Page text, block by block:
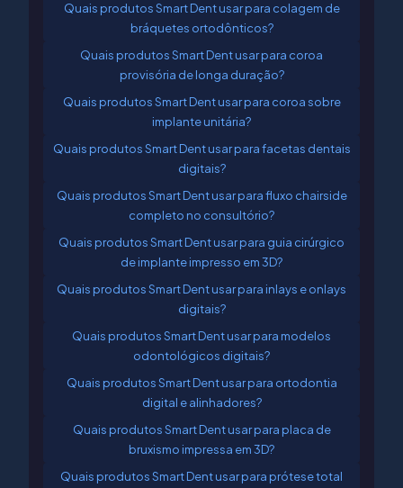
Quais produtos Smart Dent usar para colagem de
bráquetes ortodônticos?
Quais produtos Smart Dent usar para coroa
provisória de longa duração?
Quais produtos Smart Dent usar para coroa sobre
implante unitária?
Quais produtos Smart Dent usar para facetas dentais
digitais?
Quais produtos Smart Dent usar para fluxo chairside
completo no consultório?
Quais produtos Smart Dent usar para guia cirúrgico
de implante impresso em 3D?
Quais produtos Smart Dent usar para inlays e onlays
digitais?
Quais produtos Smart Dent usar para modelos
odontológicos digitais?
Quais produtos Smart Dent usar para ortodontia
digital e alinhadores?
Quais produtos Smart Dent usar para placa de
bruxismo impressa em 3D?
Quais produtos Smart Dent usar para prótese total